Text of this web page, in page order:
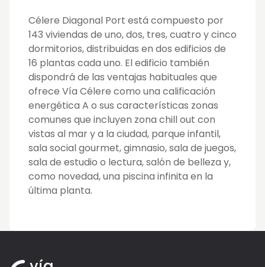
Célere Diagonal Port está compuesto por
143 viviendas de uno, dos, tres, cuatro y cinco
dormitorios, distribuidas en dos edificios de
16 plantas cada uno. El edificio también
dispondrá de las ventajas habituales que
ofrece Vía Célere como una calificación
energética A o sus características zonas
comunes que incluyen zona chill out con
vistas al mar y a la ciudad, parque infantil,
sala social gourmet, gimnasio, sala de juegos,
sala de estudio o lectura, salón de belleza y,
como novedad, una piscina infinita en la
última planta.